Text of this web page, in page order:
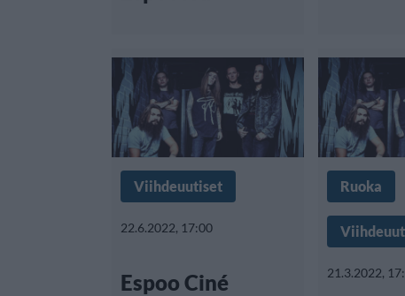
Viihdeuutiset
22.6.2022, 17:00
Espoo Ciné
Ruoka
21.3.2022,